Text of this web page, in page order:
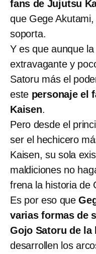
fans de Jujutsu
que Gege
soporta.
Y es que aunque
extravagante y
Satoru más el
este personaje el
Kaisen.
Pero desde el
ser el hechicero
Kaisen, su sola
maldiciones no
frena la historia de
Es por eso que
varias formas de
Gojo Satoru de la
desarrollen los